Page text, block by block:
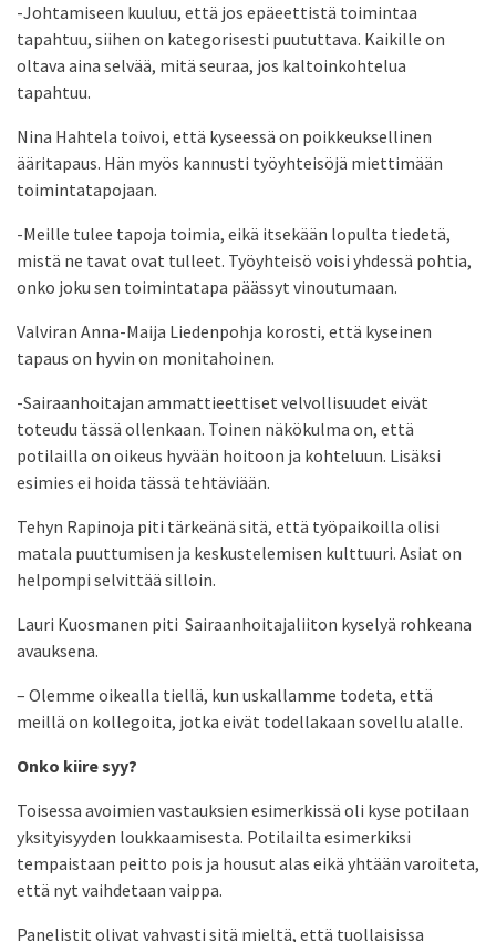
-Johtamiseen kuuluu, että jos epäeettistä toimintaa
tapahtuu, siihen on kategorisesti puututtava. Kaikille on
oltava aina selvää, mitä seuraa, jos kaltoinkohtelua
tapahtuu.
Nina Hahtela toivoi, että kyseessä on poikkeuksellinen
ääritapaus. Hän myös kannusti työyhteisöjä miettimään
toimintatapojaan.
-Meille tulee tapoja toimia, eikä itsekään lopulta tiedetä,
mistä ne tavat ovat tulleet. Työyhteisö voisi yhdessä pohtia,
onko joku sen toimintatapa päässyt vinoutumaan.
Valviran Anna-Maija Liedenpohja korosti, että kyseinen
tapaus on hyvin on monitahoinen.
-Sairaanhoitajan ammattieettiset velvollisuudet eivät
toteudu tässä ollenkaan. Toinen näkökulma on, että
potilailla on oikeus hyvään hoitoon ja kohteluun. Lisäksi
esimies ei hoida tässä tehtäviään.
Tehyn Rapinoja piti tärkeänä sitä, että työpaikoilla olisi
matala puuttumisen ja keskustelemisen kulttuuri. Asiat on
helpompi selvittää silloin.
Lauri Kuosmanen piti Sairaanhoitajaliiton kyselyä rohkeana
avauksena.
– Olemme oikealla tiellä, kun uskallamme todeta, että
meillä on kollegoita, jotka eivät todellakaan sovellu alalle.
Onko kiire syy?
Toisessa avoimien vastauksien esimerkissä oli kyse potilaan
yksityisyyden loukkaamisesta. Potilailta esimerkiksi
tempaistaan peitto pois ja housut alas eikä yhtään varoiteta,
että nyt vaihdetaan vaippa.
Panelistit olivat vahvasti sitä mieltä, että tuollaisissa